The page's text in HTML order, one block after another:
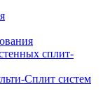
сплит-
Сплит систем